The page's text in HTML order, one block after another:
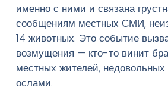
Введите текст и нажмите Enter
именно с ними и связана
сообщениям местных СМИ,
14 животных. Это событие
возмущения — кто-то винит
местных жителей,
ослами.